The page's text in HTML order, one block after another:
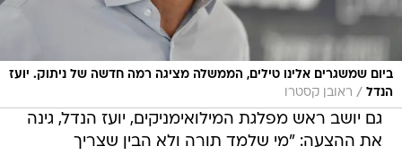
ביום שמשגרים אלינו טילים, הממשלה מציגה רמה חדשה של ניתוק. יועז
הנדל / ראובן קסטרו
גם יושב ראש מפלגת המילואימניקים, יועז הנדל, גינה
את ההצעה: "מי שלמד תורה ולא הבין שצריך